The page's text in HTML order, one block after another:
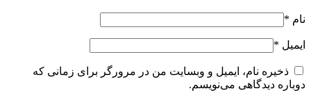
نام *
ایمیل *
ذخیره نام، ایمیل و وبسایت من در مرورگر برای زمانی که
دوباره دیدگاهی می‌نویسم.